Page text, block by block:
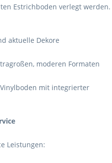
Estrichboden verlegt werden.
aktuelle Dekore
moderen Formaten
mit integrierter
Leistungen: